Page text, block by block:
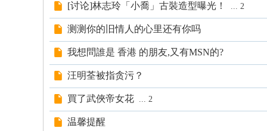
雪
壇
[讨论]林志玲「小喬」古裝造型曝光！ ... 2
测测你的旧情人的心里还有你吗
我想問誰是 香港 的朋友,又有MSN的?
汪明荃被指贪污？
買了武俠帝女花 ... 2
温馨提醒